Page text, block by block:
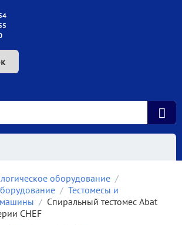
оборудование /
/ Тестомесы и
машины / Спиральный тестомес Abat
CHEF